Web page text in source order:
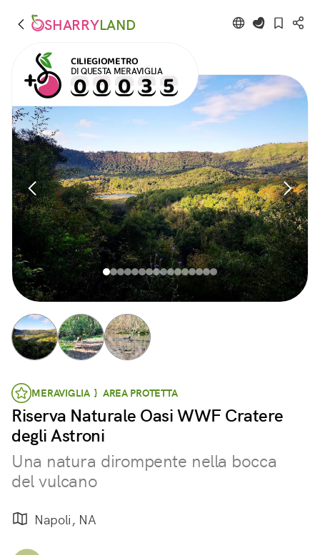
SHARRYLAND
CILIEGIOMETRO
DI QUESTA MERAVIGLIA
MERAVIGLIA } AREA PROTETTA
Riserva Naturale Oasi WWF Cratere
degli Astroni
Una natura dirompente nella bocca
del vulcano
Napoli, NA